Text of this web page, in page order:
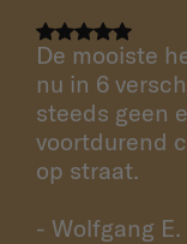
De mooiste
nu in 6
steeds geen
voortdurend
op straat.
- Wolfgang E.